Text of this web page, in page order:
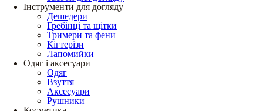
Інструменти для догляду
Дешедери
Гребінці та щітки
Тримери та фени
Кігтерізи
Лапомийки
Одяг і аксесуари
Одяг
Взуття
Аксесуари
Рушники